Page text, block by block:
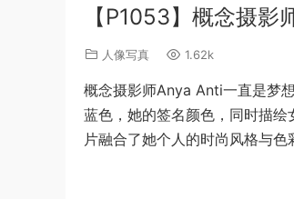
【P1053】概念摄
人像写真 1.62k
概念摄影师Anya Anti一直是梦
蓝色，她的签名颜色，同时描
片融合了她个人的时尚风格与色